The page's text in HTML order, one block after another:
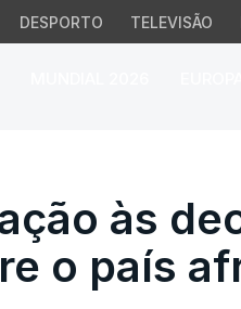
DESPORTO TELEVISÃO
às
às
o país